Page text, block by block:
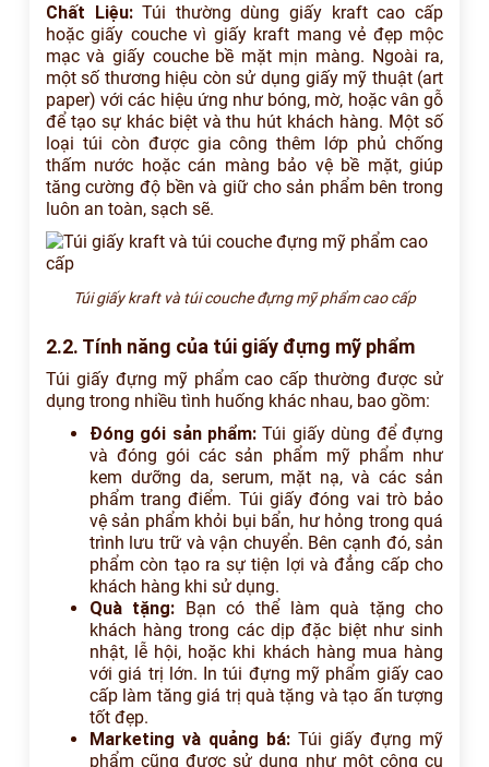
Chất Liệu:Túi thường dùng giấy kraft cao cấp
hoặc giấy couche vì giấy kraft mang vẻ đẹp mộc
mạc và giấy couche bề mặt mịn màng. Ngoài ra,
một số thương hiệu còn sử dụng giấy mỹ thuật (art
paper) với các hiệu ứng như bóng, mờ, hoặc vân gỗ
để tạo sự khác biệt và thu hút khách hàng. Một số
loại túi còn được gia công thêm lớp phủ chống
thấm nước hoặc cán màng bảo vệ bề mặt, giúp
tăng cường độ bền và giữ cho sản phẩm bên trong
luôn an toàn, sạch sẽ.
Túi giấy kraft và túi couche đựng mỹ phẩm cao cấp
2.2. Tính năng của túi giấy đựng mỹ phẩm
Túi giấy đựng mỹ phẩm cao cấp thường được sử
dụng trong nhiều tình huống khác nhau, bao gồm:
Đóng gói sản phẩm: Túi giấy dùng để đựng
và đóng gói các sản phẩm mỹ phẩm như
kem dưỡng da, serum, mặt nạ, và các sản
phẩm trang điểm. Túi giấy đóng vai trò bảo
vệ sản phẩm khỏi bụi bẩn, hư hỏng trong quá
trình lưu trữ và vận chuyển. Bên cạnh đó, sản
phẩm còn tạo ra sự tiện lợi và đẳng cấp cho
khách hàng khi sử dụng.
Quà tặng: Bạn có thể làm quà tặng cho
khách hàng trong các dịp đặc biệt như sinh
nhật, lễ hội, hoặc khi khách hàng mua hàng
với giá trị lớn. In túi đựng mỹ phẩm giấy cao
cấp làm tăng giá trị quà tặng và tạo ấn tượng
tốt đẹp.
Marketing và quảng bá:Túi giấy đựng mỹ
phẩm cũng được sử dụng như một công cụ